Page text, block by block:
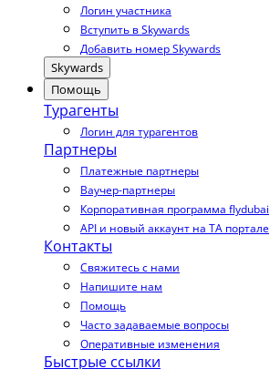
Логин участника
Вступить в Skywards
Добавить номер Skywards
Skywards
Помощь
Турагенты
Логин для турагентов
Партнеры
Платежные партнеры
Ваучер-партнеры
Корпоративная программа flydubai
API и новый аккаунт на TA портале
Контакты
Свяжитесь с нами
Напишите нам
Помощь
Часто задаваемые вопросы
Оперативные изменения
Быстрые ссылки